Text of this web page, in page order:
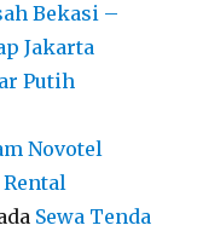
Bekasi –
Jakarta
Putih
Novotel
Rental
Sewa Tenda